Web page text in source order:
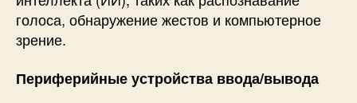
голоса, обнаружение жестов и компьютерное
зрение.
Периферийные устройства ввода/вывода